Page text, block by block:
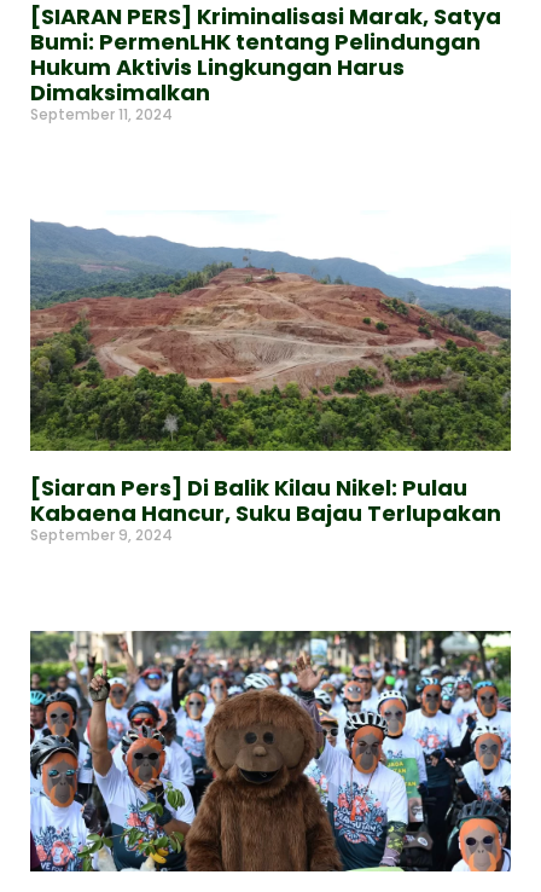
[SIARAN PERS] Kriminalisasi Marak, Satya
Bumi: PermenLHK tentang Pelindungan
Hukum Aktivis Lingkungan Harus
Dimaksimalkan
September 11, 2024
[Siaran Pers] Di Balik Kilau Nikel: Pulau
Kabaena Hancur, Suku Bajau Terlupakan
September 9, 2024